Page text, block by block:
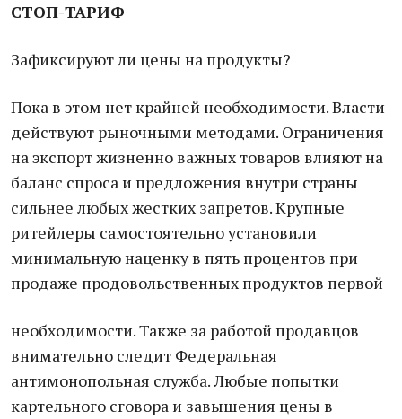
СТОП-ТАРИФ
Зафиксируют ли цены на продукты?
Пока в этом нет крайней необходимости. Власти
действуют рыночными методами. Ограничения
на экспорт жизненно важных товаров влияют на
баланс спроса и предложения внутри страны
сильнее любых жестких запретов. Крупные
ритейлеры самостоятельно установили
минимальную наценку в пять процентов при
продаже продовольственных продуктов первой
необходимости. Также за работой продавцов
внимательно следит Федеральная
антимонопольная служба. Любые попытки
картельного сговора и завышения цены в